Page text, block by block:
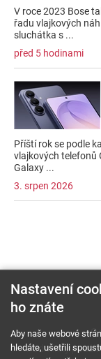
V roce 2023 Bose
řadu vlajkových
sluchátka s ...
před 5 hodinami
Příští rok se podle
vlajkových telefonů
Galaxy ...
3. srpen 2026
O
Podmínky
Nastavení
ho znáte
Aby naše webové
hledáte, ušetřili